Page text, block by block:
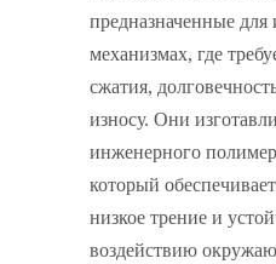
предназначенные для
механизмах, где
сжатия,
износу. Они
инженерного
который
низкое трение и
воздействию